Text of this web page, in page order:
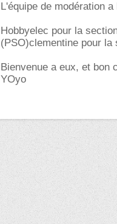
L'équipe de modération
Hobbyelec pour la
(PSO)clementine pour
Bienvenue a eux, et bon
YOyo